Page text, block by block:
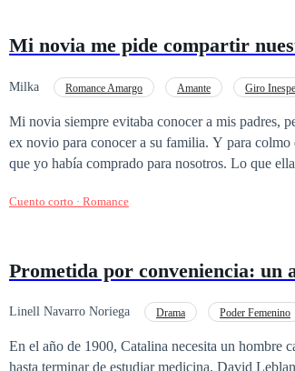
Mi novia me pide compartir
Milka Romance Amargo Amante Giro
Mi novia siempre evitaba conocer a mis padres,
ex novio para conocer a su familia. Y para
que yo había comprado para nosotros. Lo que
contado. Todos los familiares elogiaban lo
seguirle el juego y les di mi más sincera
Mi novia empezó a entrar en pánico.
Cuento corto · Romance
Prometida por conveniencia: un
Linell Navarro Noriega Drama Poder Femenino
En el año de 1900, Catalina necesita un hombre
hasta terminar de estudiar medicina. David